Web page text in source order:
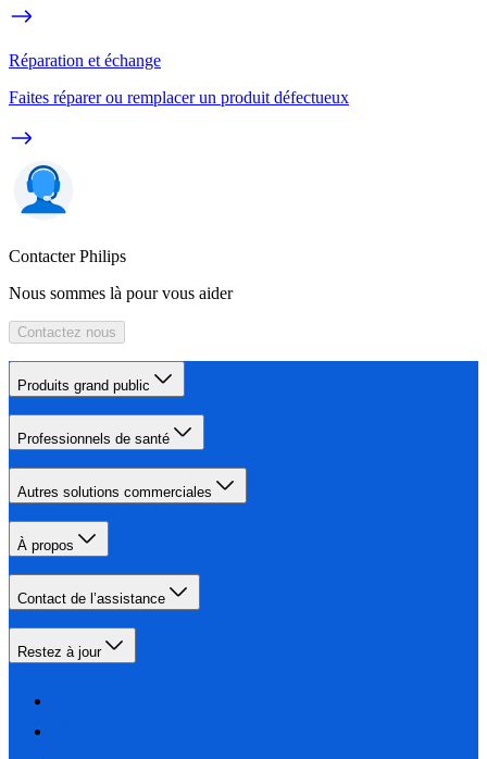
Réparation et échange
Faites réparer ou remplacer un produit défectueux
Contacter Philips
Nous sommes là pour vous aider
Contactez nous
Produits grand public
Professionnels de santé
Autres solutions commerciales
À propos
Contact de l’assistance
Restez à jour